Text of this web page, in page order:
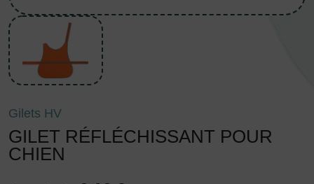
Gilets HV
GILET RÉFLÉCHISSANT POUR
CHIEN